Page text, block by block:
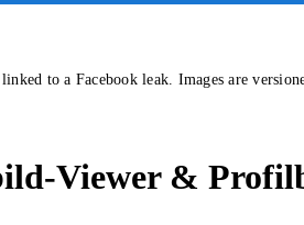
to a Facebook leak. Images are
Viewer &